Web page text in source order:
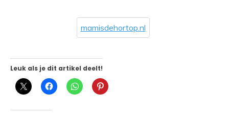
mamisdehortop.nl
Leuk als je dit artikel deelt!